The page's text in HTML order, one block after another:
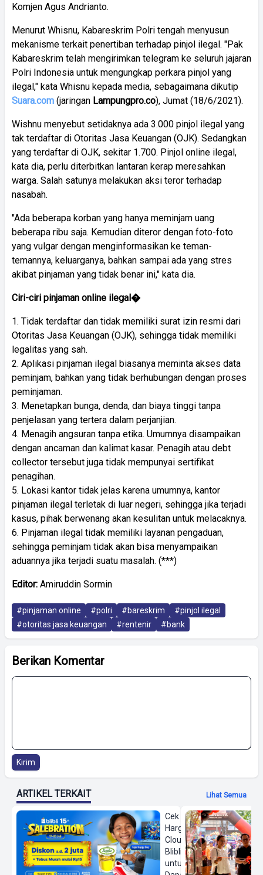
Komjen Agus Andrianto.
Menurut Whisnu, Kabareskrim Polri tengah menyusun
mekanisme terkait penertiban terhadap pinjol ilegal. "Pak
Kabareskrim telah mengirimkan telegram ke seluruh jajaran
Polri Indonesia untuk mengungkap perkara pinjol yang
ilegal," kata Whisnu kepada media, sebagaimana dikutip
Suara.com (jaringan Lampungpro.co), Jumat (18/6/2021).
Wishnu menyebut setidaknya ada 3.000 pinjol ilegal yang
tak terdaftar di Otoritas Jasa Keuangan (OJK). Sedangkan
yang terdaftar di OJK, sekitar 1.700. Pinjol online ilegal,
kata dia, perlu diterbitkan lantaran kerap meresahkan
warga. Salah satunya melakukan aksi teror terhadap
nasabah.
"Ada beberapa korban yang hanya meminjam uang
beberapa ribu saja. Kemudian diteror dengan foto-foto
yang vulgar dengan menginformasikan ke teman-
temannya, keluarganya, bahkan sampai ada yang stres
akibat pinjaman yang tidak benar ini," kata dia.
Ciri-ciri pinjaman online ilegal�
1. Tidak terdaftar dan tidak memiliki surat izin resmi dari
Otoritas Jasa Keuangan (OJK), sehingga tidak memiliki
legalitas yang sah.
2. Aplikasi pinjaman ilegal biasanya meminta akses data
peminjam, bahkan yang tidak berhubungan dengan proses
peminjaman.
3. Menetapkan bunga, denda, dan biaya tinggi tanpa
penjelasan yang tertera dalam perjanjian.
4. Menagih angsuran tanpa etika. Umumnya disampaikan
dengan ancaman dan kalimat kasar. Penagih atau debt
collector tersebut juga tidak mempunyai sertifikat
penagihan.
5. Lokasi kantor tidak jelas karena umumnya, kantor
pinjaman ilegal terletak di luar negeri, sehingga jika terjadi
kasus, pihak berwenang akan kesulitan untuk melacaknya.
6. Pinjaman ilegal tidak memiliki layanan pengaduan,
sehingga peminjam tidak akan bisa menyampaikan
aduannya jika terjadi suatu masalah. (***)
Editor: Amiruddin Sormin
#pinjaman online #polri #bareskrim
#pinjol ilegal
#otoritas jasa keuangan
#rentenir #bank
Berikan Komentar
Kirim
ARTIKEL TERKAIT Lihat Semua
Cek
Harga On
Cloud di
Blibli
untuk